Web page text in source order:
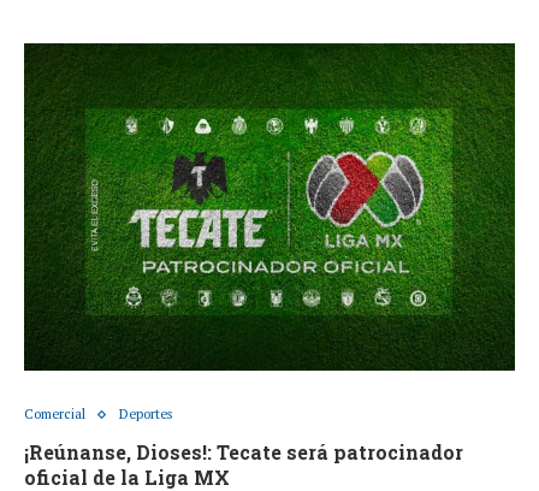
Comercial Deportes
¡Reúnanse, Dioses!: Tecate será patrocinador
oficial de la Liga MX